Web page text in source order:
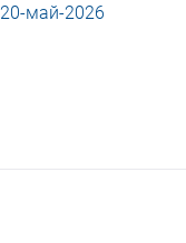
20-май-2026